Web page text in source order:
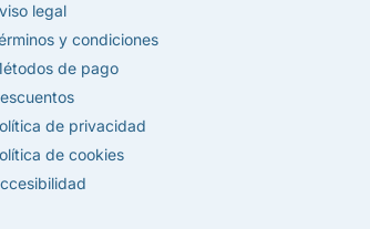
legal
y condiciones
de pago
de privacidad
de cookies